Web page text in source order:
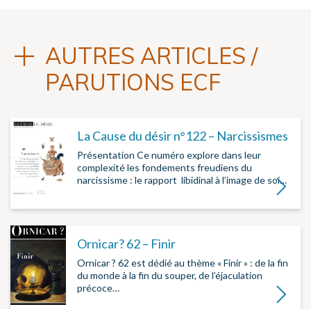
AUTRES ARTICLES /
PARUTIONS ECF
La Cause du désir n°122 – Narcissismes
Présentation Ce numéro explore dans leur
complexité les fondements freudiens du
narcissisme : le rapport libidinal à l’image de soi…
Lire la
Ornicar? 62 – Finir
Ornicar ? 62 est dédié au thème « Finir » : de la fin
du monde à la fin du souper, de l’éjaculation
précoce…
Lire la